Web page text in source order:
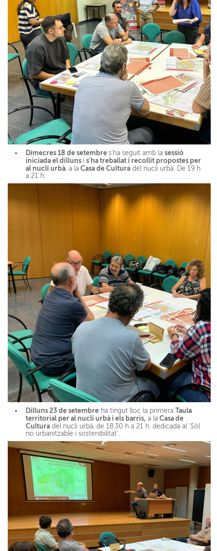
Dimecres 18 de setembres'ha seguit amb lasessió
iniciada el dilluns is'ha treballat i recollit propostes per
al nucli urbà, a la Casa de Cultura del nucli urbà. De 19 h
a 21 h.
Dilluns 23 de setembre ha tingut lloc la primeraTaula
territorial per al nucli urbà i els barris, a la Casa de
Cultura del nucli urbà, de 18.30 h a 21 h. dedicada al 'Sòl
no urbanitzable i sostenibilitat'.